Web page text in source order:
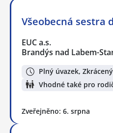
Všeobecná sestra
EUC a.s.
Brandýs nad Labem-
Plný úvazek,
Vhodné také pro
Zveřejněno: 6. srpna